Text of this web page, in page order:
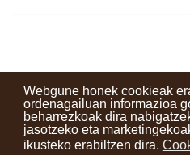
Webgune honek cookieak
ordenagailuan informazioa
beharrezkoak dira
jasotzeko eta
ikusteko erabiltzen dira.
Kontaktuak Erabilera